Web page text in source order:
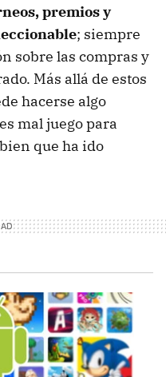
premios y
; siempre
sobre las compras y
Más allá de estos
hacerse algo
mal juego para
que ha ido